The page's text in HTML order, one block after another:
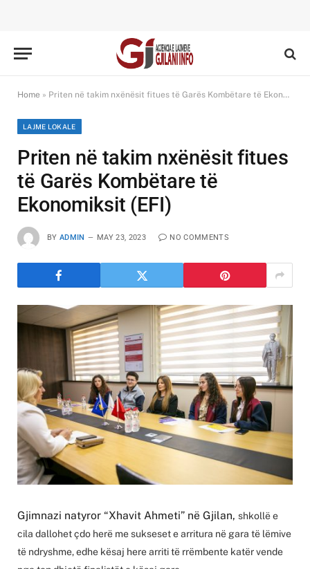
Home » Priten në takim nxënësit fitues të Garës Kombëtare të Ekonomiksit (EFI)
LAJME LOKALE
Priten në takim nxënësit fitues
të Garës Kombëtare të
Ekonomiksit (EFI)
BY ADMIN MAY 23, 2023 NO COMMENTS
Gjimnazi natyror “Xhavit Ahmeti” në Gjilan, shkollë e
cila dallohet çdo herë me sukseset e arritura në gara të lëmive
të ndryshme, edhe kësaj here arriti të rrëmbente katër vende